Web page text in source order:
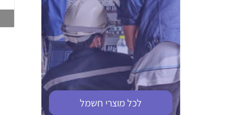
לכל מוצרי חשמל
צפייה במוצר צפייה במוצר